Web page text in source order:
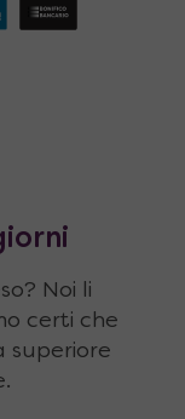
Noi li
certi che
superiore